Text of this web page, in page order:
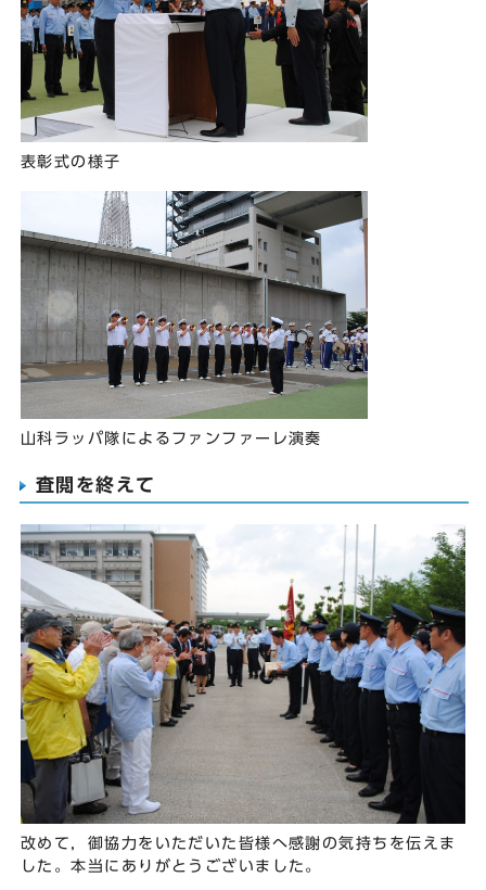
表彰式の様子
山科ラッパ隊によるファンファーレ演奏
査閲を終えて
改めて，御協力をいただいた皆様へ感謝の気持ちを伝えま
した。本当にありがとうございました。